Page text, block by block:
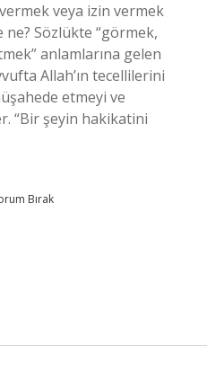
veya izin vermek
ne? Sözlükte “görmek,
anlamlarına gelen
Allah’ın tecellilerini
etmeyi ve
“Bir şeyin hakikatini
Bırak